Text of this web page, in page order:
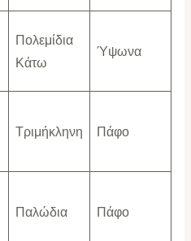
Πολεμίδια
Κάτω
Ύψωνα
Τριμήκληνη Πάφο
Παλώδια Πάφο